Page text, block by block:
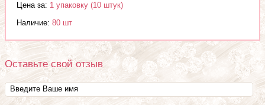
Цена за: 1 упаковку (10 штук)
Наличие: 80 шт
Оставьте свой отзыв